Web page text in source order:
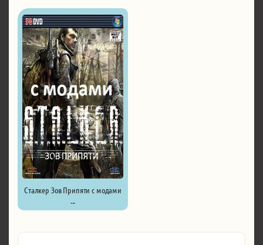
Сталкер Зов Припяти с модами
...